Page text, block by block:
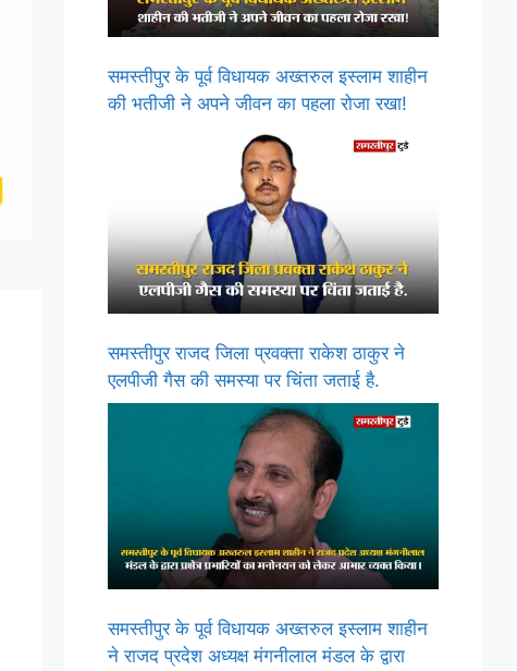
समस्तीपुर के पूर्व विधायक अख्तरुल इस्लाम शाहीन
की भतीजी ने अपने जीवन का पहला रोजा रखा!
समस्तीपुर राजद जिला प्रवक्ता राकेश ठाकुर ने
एलपीजी गैस की समस्या पर चिंता जताई है.
समस्तीपुर के पूर्व विधायक अख्तरुल इस्लाम शाहीन
ने राजद प्रदेश अध्यक्ष मंगनीलाल मंडल के द्वारा